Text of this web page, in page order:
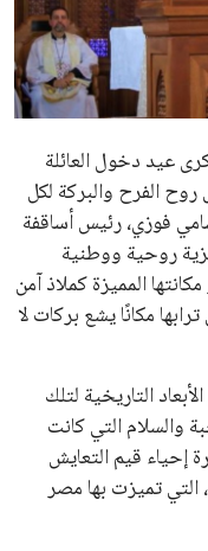
عيد دخول العائلة
الفرح والبركة لكل
فوزي، رئيس أساقفة
روحية ووطنية
المميزة كملاذ آمن
مكانًا يشع بركات لا
التاريخية لتلك
والسلام التي كانت
إحياء قيم التعايش
تميزت بها مصر